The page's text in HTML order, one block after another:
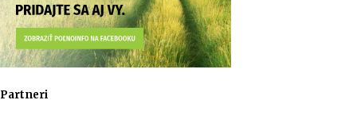
Partneri